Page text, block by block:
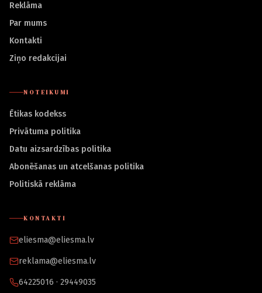
Reklāma
Par mums
Kontakti
Ziņo redakcijai
NOTEIKUMI
Ētikas kodekss
Privātuma politika
Datu aizsardzības politika
Abonēšanas un atcelšanas politika
Politiskā reklāma
KONTAKTI
eliesma@eliesma.lv
reklama@eliesma.lv
64225016 · 29449035